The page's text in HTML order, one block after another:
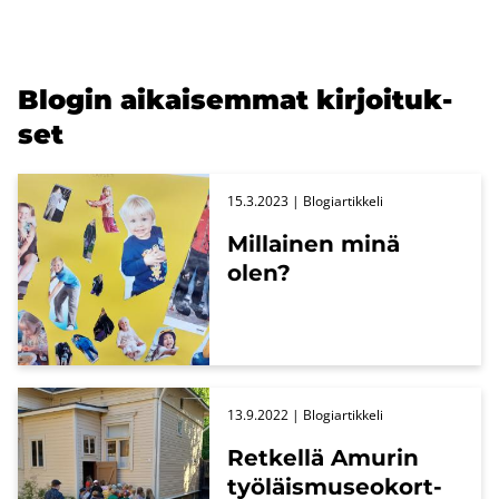
Blo­gin ai­kai­sem­mat kir­joi­tuk­
set
Mil­lai­nen minä
olen?
15.3.2023 | Blo­giar­tik­ke­li
Ret­kel­lä Amu­rin
työ­läis­museo­kort­
13.9.2022 | Blo­giar­tik­ke­li